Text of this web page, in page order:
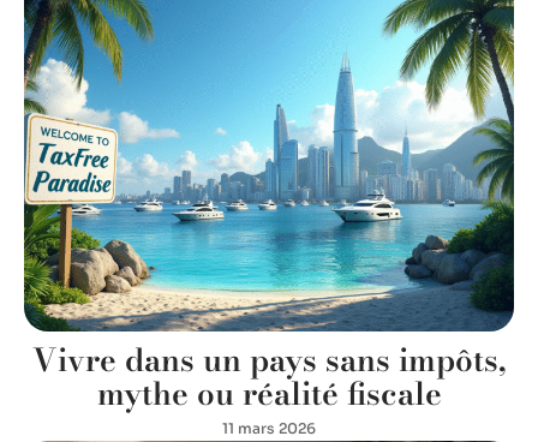
Vivre dans un pays sans impôts,
mythe ou réalité fiscale
11 mars 2026